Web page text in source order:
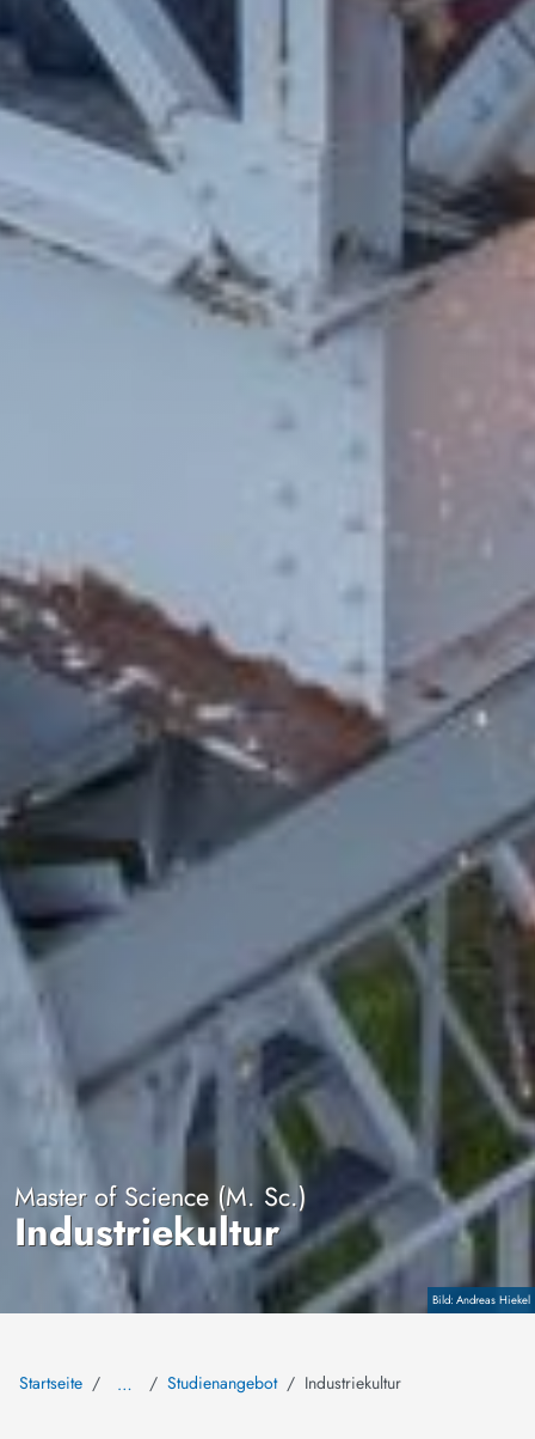
Copyright
Andreas Hiekel
Master of Science (M. Sc.)
Industriekultur
Startseite … Studienangebot Industriekultur